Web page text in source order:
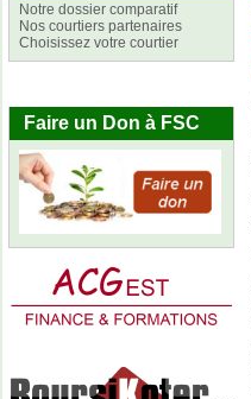
Notre dossier comparatif
Nos courtiers partenaires
Choisissez votre courtier
Faire un Don à FSC